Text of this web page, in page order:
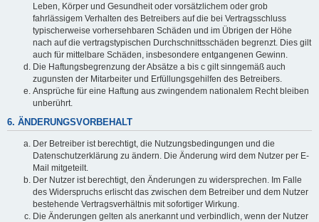
Leben, Körper und Gesundheit oder vorsätzlichem oder grob
fahrlässigem Verhalten des Betreibers auf die bei Vertragsschluss
typischerweise vorhersehbaren Schäden und im Übrigen der Höhe
nach auf die vertragstypischen Durchschnittsschäden begrenzt. Dies gilt
auch für mittelbare Schäden, insbesondere entgangenen Gewinn.
Die Haftungsbegrenzung der Absätze a bis c gilt sinngemäß auch
zugunsten der Mitarbeiter und Erfüllungsgehilfen des Betreibers.
Ansprüche für eine Haftung aus zwingendem nationalem Recht bleiben
unberührt.
6. ÄNDERUNGSVORBEHALT
Der Betreiber ist berechtigt, die Nutzungsbedingungen und die
Datenschutzerklärung zu ändern. Die Änderung wird dem Nutzer per E-
Mail mitgeteilt.
Der Nutzer ist berechtigt, den Änderungen zu widersprechen. Im Falle
des Widerspruchs erlischt das zwischen dem Betreiber und dem Nutzer
bestehende Vertragsverhältnis mit sofortiger Wirkung.
Die Änderungen gelten als anerkannt und verbindlich, wenn der Nutzer